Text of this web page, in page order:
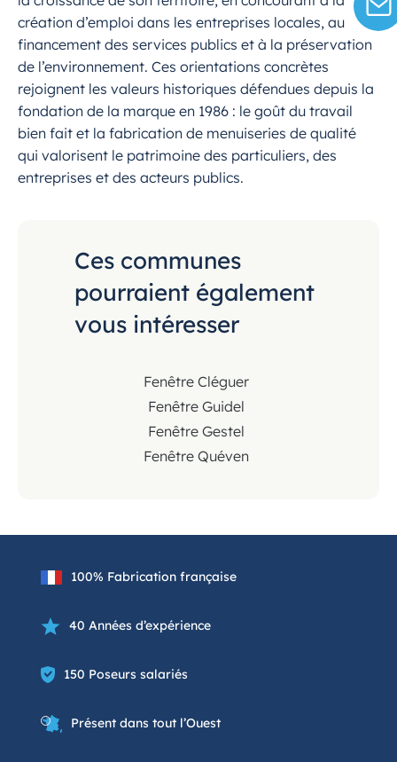
création d’emploi dans les entreprises locales, au
financement des services publics et à la préservation
de l’environnement. Ces orientations concrètes
rejoignent les valeurs historiques défendues depuis la
fondation de la marque en 1986 : le goût du travail
bien fait et la fabrication de menuiseries de qualité
qui valorisent le patrimoine des particuliers, des
entreprises et des acteurs publics.
Ces communes
pourraient également
vous intéresser
Fenêtre Cléguer
Fenêtre Guidel
Fenêtre Gestel
Fenêtre Quéven
100% Fabrication française
40 Années d’expérience
150 Poseurs salariés
Présent dans tout l’Ouest